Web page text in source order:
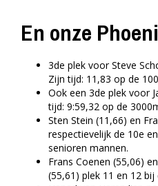
En onze
3de plek voor Steve
Zijn tijd: 11,83 op de
Ook een 3de plek voor
tijd: 9:59,32 op de
Sten Stein (11,66) en
respectievelijk de 10e
senioren mannen.
Frans Coenen (55,06)
(55,61) plek 11 en 12